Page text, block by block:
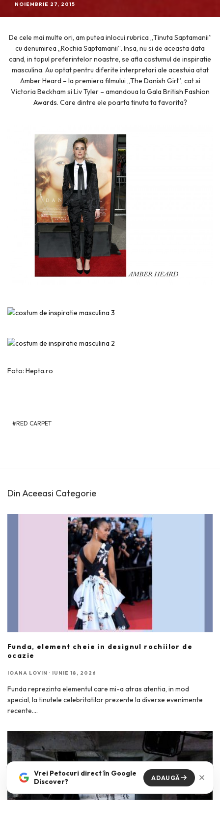
NOIEMBRIE 27, 2015
De cele mai multe ori, am putea inlocui rubrica „Tinuta Saptamanii”
cu denumirea „Rochia Saptamanii”. Insa, nu si de aceasta data
cand, in topul preferintelor noastre, se afla costumul de inspiratie
masculina. Au optat pentru diferite interpretari ale acestuia atat
Amber Heard – la premiera filmului „The Danish Girl”, cat si
Victoria Beckham si Liv Tyler – amandoua la Gala British Fashion
Awards. Care dintre ele poarta tinuta ta favorita?
Foto: Hepta.ro
RED CARPET
Din Aceeasi Categorie
Funda, element cheie in designul rochiilor de
ocazie
IOANA LOVIN · IUNIE 18, 2026
Funda reprezinta elementul care mi-a atras atentia, in mod
special, la tinutele celebritatilor prezente la diverse evenimente
recente....
Vrei Petocuri direct în Google
Discover?
ADAUGĂ